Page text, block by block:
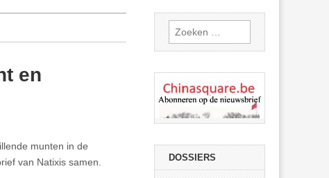
en
munten in de
van Natixis samen.
Zoeken
naar:
DOSSIERS